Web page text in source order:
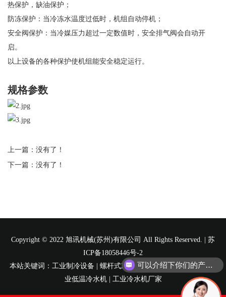
热保护，缺油保护；
防冻保护：当冷冻水温度过低时，机组自动停机；
安全阀保护：当冷媒压力超过一定数值时，安全排气阀会自动开
启。
以上设备的各种保护使机组能安全稳定运行。
规格参数
上一篇：没有了！
下一篇：没有了！
Copyright © 2022 旭讯机械(苏州)有限公司 All Rights Reserved. | 苏
ICP备18058446号-2
本站关键词：工业制冷设备 | 螺杆式冷水机组 | 风冷式冷水机组 | 工
业低温冷水机 | 工业冷水机厂家
可以介绍下你们的产品么？